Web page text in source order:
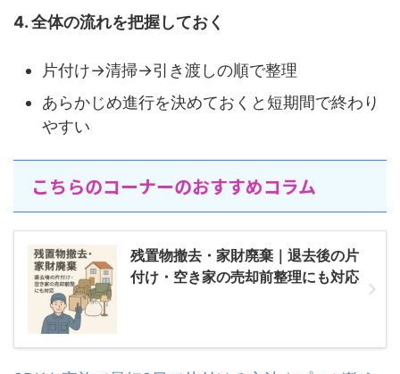
4. 全体の流れを把握しておく
片付け→清掃→引き渡しの順で整理
あらかじめ進行を決めておくと短期間で終わり
やすい
こちらのコーナーのおすすめコラム
残置物撤去・家財廃棄｜退去後の片
付け・空き家の売却前整理にも対応